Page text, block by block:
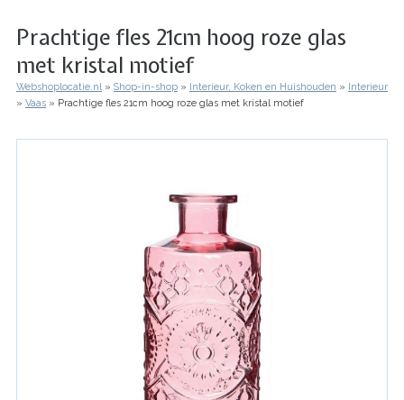
Prachtige fles 21cm hoog roze glas
met kristal motief
Kruimelpad
Webshoplocatie.nl Shop-in-shop Interieur, Koken en Huishouden
Interieur
Vaas
Prachtige fles 21cm hoog roze glas met kristal motief